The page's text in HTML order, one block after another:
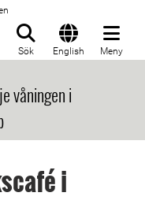
Sök English Meny
våningen i
i